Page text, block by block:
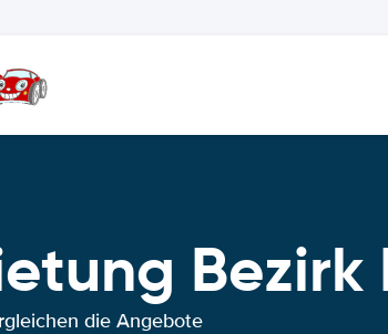
Bezirk
die Angebote